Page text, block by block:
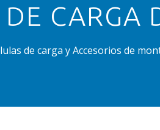
DE CARGA
de carga y Accesorios de